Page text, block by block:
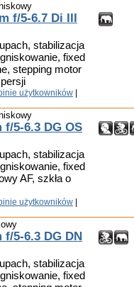
f/5-6.7 Di III
stabilizacja
fixed
stepping motor
użytkowników
f/5-6.3 DG OS
stabilizacja
fixed
AF, szkła o
użytkowników
f/5-6.3 DG DN
stabilizacja
fixed